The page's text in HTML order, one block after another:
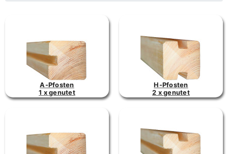
A-Pfosten
1 x genutet
H-Pfosten
2 x genutet